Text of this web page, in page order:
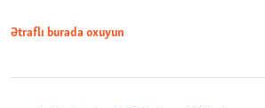
Ətraflı burada oxuyun